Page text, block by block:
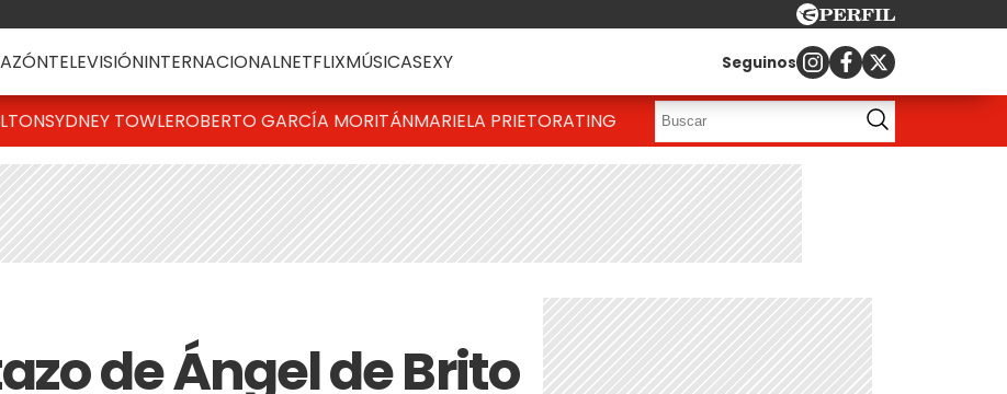
TELEVISIÓNINTERNACIONALNETFLIXMÚSICASEXY Seguinos
SYDNEY TOWLEROBERTO GARCÍA MORITÁNMARIELA PRIETORATING
de Ángel de Brito